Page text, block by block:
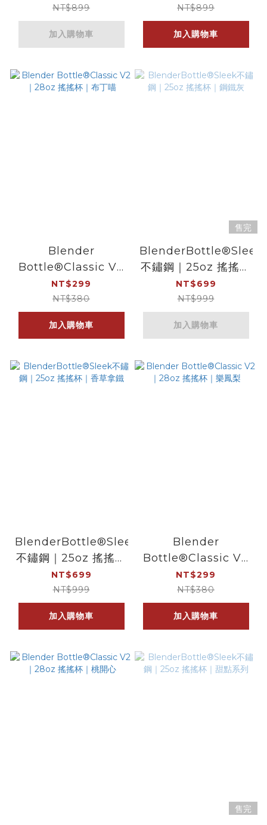
NT$899
加入購物車
NT$899
加入購物車
Blender
Bottle®Classic V2
｜28oz 搖搖杯｜布丁
喵
NT$299
NT$380
加入購物車
售完
BlenderBottle®Sleek
不鏽鋼｜25oz 搖搖杯
｜鋼鐵灰
NT$699
NT$999
加入購物車
BlenderBottle®Sleek
不鏽鋼｜25oz 搖搖杯
｜香草拿鐵
NT$699
NT$999
加入購物車
Blender
Bottle®Classic V2
｜28oz 搖搖杯｜樂鳳
梨
NT$299
NT$380
加入購物車
售完